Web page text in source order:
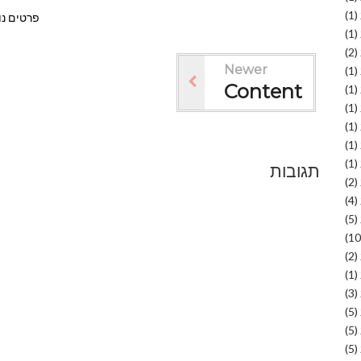
פרטים
Newer
Content
תגובות
(1)
(1)
(2)
(1)
(1)
(1)
(1)
(1)
(1)
(2)
(4)
(5)
(2)
(1)
(3)
(5)
(5)
(5)